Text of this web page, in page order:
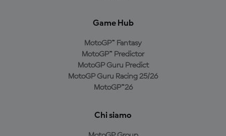
Game Hub
MotoGP™ Fantasy
MotoGP™ Predictor
MotoGP Guru Predict
MotoGP Guru Racing 25/26
MotoGP™26
Chi siamo